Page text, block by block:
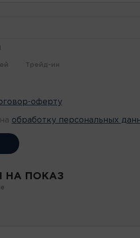
Трейд-ин
оферту
обработку персональных
НА ПОКАЗ